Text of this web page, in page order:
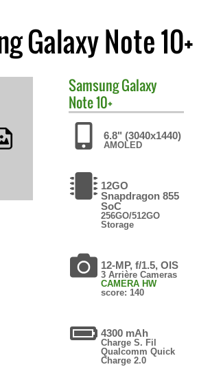
Galaxy Note 10+
SamsungGalaxy
Note 10+
6.8" (3040x1440)
AMOLED
12GO
Snapdragon 855
SoC
256GO/512GO
Storage
12-MP, f/1.5, OIS
3 Arrière Cameras
CAMERA HW
score: 140
4300 mAh
Charge S. Fil
Qualcomm Quick
Charge 2.0